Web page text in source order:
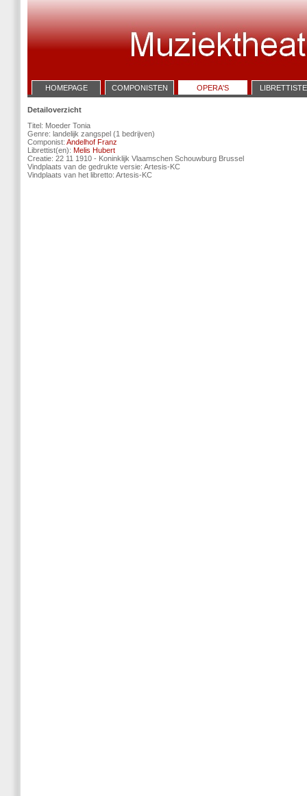
HOMEPAGE COMPONISTEN OPERA'S
Detailoverzicht
Titel: Moeder Tonia
Genre: landelijk zangspel (1 bedrijven)
Componist: Andelhof Franz
Librettist(en): Melis Hubert
Creatie: 22 11 1910 - Koninklijk Vlaamschen Schouwburg Brussel
Vindplaats van de gedrukte versie: Artesis-KC
Vindplaats van het libretto: Artesis-KC